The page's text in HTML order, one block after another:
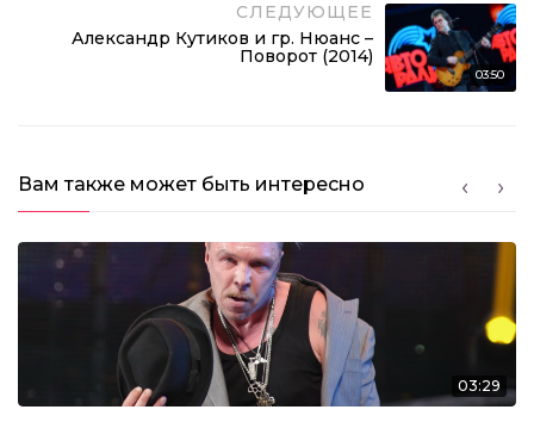
СЛЕДУЮЩЕЕ
Александр Кутиков и гр. Нюанс –
Поворот (2014)
03:50
Вам также может быть интересно
03:29